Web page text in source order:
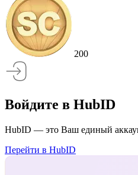
200
Войдите в HubID
HubID — это Ваш единый
Перейти в HubID